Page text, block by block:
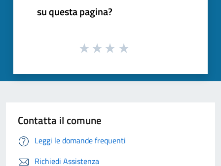
su questa pagina?
Contatta il comune
Leggi le domande frequenti
Richiedi Assistenza